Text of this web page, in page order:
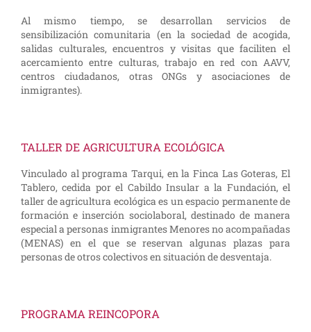
Al mismo tiempo, se desarrollan servicios de
sensibilización comunitaria (en la sociedad de acogida,
salidas culturales, encuentros y visitas que faciliten el
acercamiento entre culturas, trabajo en red con AAVV,
centros ciudadanos, otras ONGs y asociaciones de
inmigrantes).
TALLER DE AGRICULTURA ECOLÓGICA
Vinculado al programa Tarqui, en la Finca Las Goteras, El
Tablero, cedida por el Cabildo Insular a la Fundación, el
taller de agricultura ecológica es un espacio permanente de
formación e inserción sociolaboral, destinado de manera
especial a personas inmigrantes Menores no acompañadas
(MENAS) en el que se reservan algunas plazas para
personas de otros colectivos en situación de desventaja.
PROGRAMA REINCOPORA